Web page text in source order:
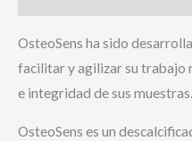
OsteoSens ha sido
facilitar y agilizar su trabajo
e integridad de sus muestras.
OsteoSens es un